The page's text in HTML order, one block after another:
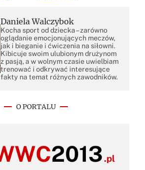
Daniela Walczybok
Kocha sport od dziecka – zarówno
oglądanie emocjonujących meczów,
jak i bieganie i ćwiczenia na siłowni.
Kibicuje swoim ulubionym drużynom
z pasją, a w wolnym czasie uwielbiam
trenować i odkrywać interesujące
fakty na temat różnych zawodników.
O PORTALU